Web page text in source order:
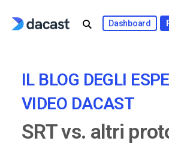
Dashboard
IL BLOG DEGLI
VIDEO DACAST
SRT vs. altri